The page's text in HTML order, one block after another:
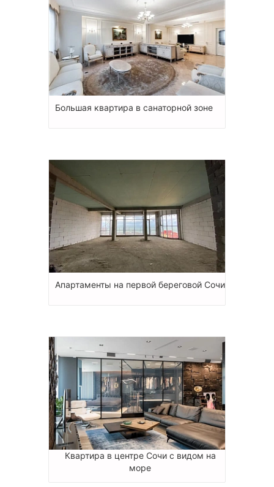
Большая квартира в санаторной зоне
Апартаменты на первой береговой Сочи
Квартира в центре Сочи с видом на
море